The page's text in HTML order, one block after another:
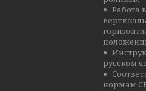
Работа в
русском
нормам